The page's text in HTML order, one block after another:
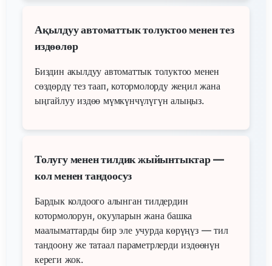
Ақылдуу автоматтык толуктоо менен тез
издөөлөр
Биздин акылдуу автоматтык толуктоо менен
сөздөрдү тез таап, котормолорду жеңил жана
ыңгайлуу издөө мүмкүнчүлүгүн алыңыз.
Толугу менен тилдик жыйынтыктар —
кол менен тандоосуз
Бардык колдоого алынган тилдердин
котормолорун, окууларын жана башка
маалыматтарды бир эле учурда көрүңүз — тил
тандоону же татаал параметрлерди издөөнүн
кереги жок.